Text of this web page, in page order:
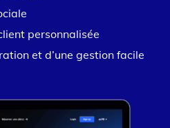
personnalisée
et d’une gestion facile